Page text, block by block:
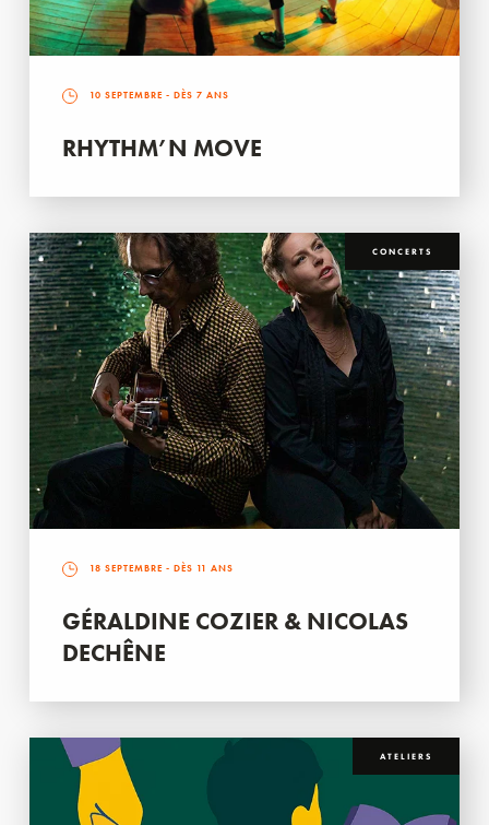
10 SEPTEMBRE - DÈS 7 ANS
RHYTHM’N MOVE
CONCERTS
18 SEPTEMBRE - DÈS 11 ANS
GÉRALDINE COZIER & NICOLAS
DECHÊNE
ATELIERS